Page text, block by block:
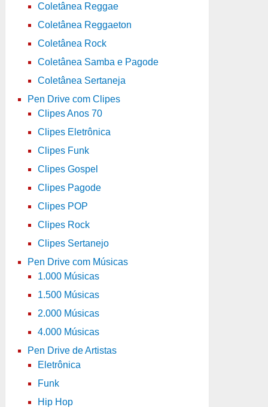
Coletânea Reggae
Coletânea Reggaeton
Coletânea Rock
Coletânea Samba e Pagode
Coletânea Sertaneja
Pen Drive com Clipes
Clipes Anos 70
Clipes Eletrônica
Clipes Funk
Clipes Gospel
Clipes Pagode
Clipes POP
Clipes Rock
Clipes Sertanejo
Pen Drive com Músicas
1.000 Músicas
1.500 Músicas
2.000 Músicas
4.000 Músicas
Pen Drive de Artistas
Eletrônica
Funk
Hip Hop